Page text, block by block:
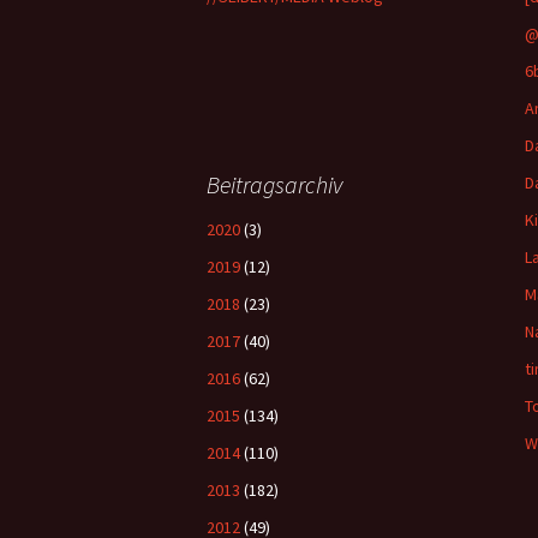
Beitragsarchiv
2020(3)
2019(12)
2018 (23)
2017(40)
2016(62)
2015 (134)
2014(110)
2013 (182)
2012(49)